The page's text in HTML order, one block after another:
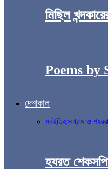
মিছিল
Poems by
দেশকাল
সবইতিহাসগ্রাম ও শহর
হযরত